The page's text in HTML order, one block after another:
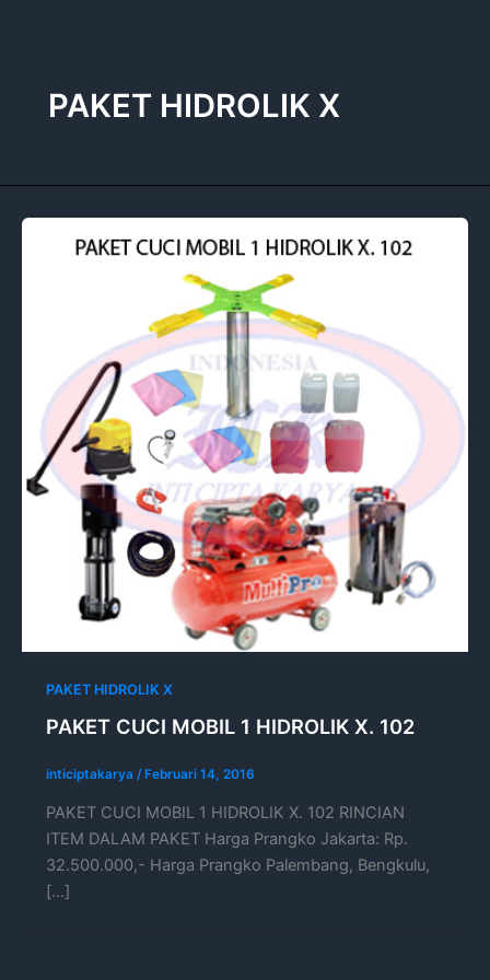
PAKET HIDROLIK X
PAKET HIDROLIK X
PAKET CUCI MOBIL 1 HIDROLIK X. 102
inticiptakarya / Februari 14, 2016
PAKET CUCI MOBIL 1 HIDROLIK X. 102 RINCIAN
ITEM DALAM PAKET Harga Prangko Jakarta: Rp.
32.500.000,- Harga Prangko Palembang, Bengkulu,
[…]